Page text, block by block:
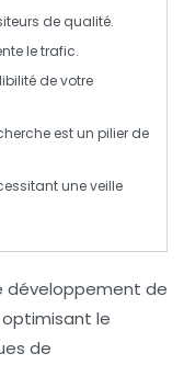
de qualité.
le trafic.
de votre
est un pilier de
une veille
développement de
optimisant le
de